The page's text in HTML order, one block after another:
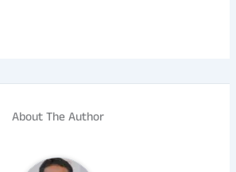
About The Author